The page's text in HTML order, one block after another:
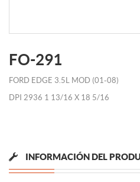
FO-291
FORD EDGE 3.5L MOD (01-08)
DPI 2936 1 13/16 X 18 5/16
INFORMACIÓN DEL